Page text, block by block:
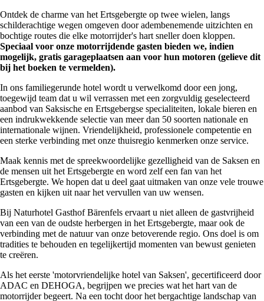
Ontdek de charme van het Ertsgebergte op twee wielen, langs
schilderachtige wegen omgeven door adembenemende uitzichten en
bochtige routes die elke motorrijder's hart sneller doen kloppen.
Speciaal voor onze motorrijdende gasten bieden we, indien
mogelijk, gratis garageplaatsen aan voor hun motoren (gelieve dit
bij het boeken te vermelden).
In ons familiegerunde hotel wordt u verwelkomd door een jong,
toegewijd team dat u wil verrassen met een zorgvuldig geselecteerd
aanbod van Saksische en Ertsgebergse specialiteiten, lokale bieren en
een indrukwekkende selectie van meer dan 50 soorten nationale en
internationale wijnen. Vriendelijkheid, professionele competentie en
een sterke verbinding met onze thuisregio kenmerken onze service.
Maak kennis met de spreekwoordelijke gezelligheid van de Saksen en
de mensen uit het Ertsgebergte en word zelf een fan van het
Ertsgebergte. We hopen dat u deel gaat uitmaken van onze vele trouwe
gasten en kijken uit naar het vervullen van uw wensen.
Bij Naturhotel Gasthof Bärenfels ervaart u niet alleen de gastvrijheid
van een van de oudste herbergen in het Ertsgebergte, maar ook de
verbinding met de natuur van onze betoverende regio. Ons doel is om
tradities te behouden en tegelijkertijd momenten van bewust genieten
te creëren.
Als het eerste 'motorvriendelijke hotel van Saksen', gecertificeerd door
ADAC en DEHOGA, begrijpen we precies wat het hart van de
motorrijder begeert. Na een tocht door het bergachtige landschap van